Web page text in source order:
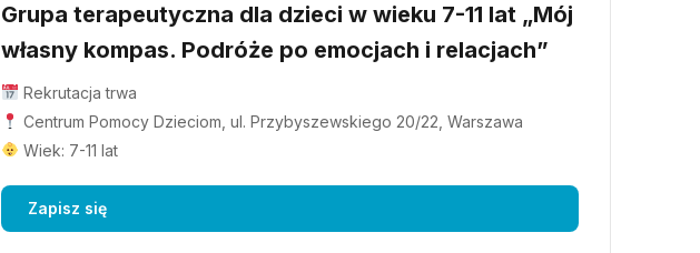
Grupa terapeutyczna dla dzieci w wieku 7-11 lat „Mój
własny kompas. Podróże po emocjach i relacjach”
Rekrutacja trwa
Centrum Pomocy Dzieciom, ul. Przybyszewskiego 20/22, Warszawa
Wiek: 7-11 lat
Zapisz się